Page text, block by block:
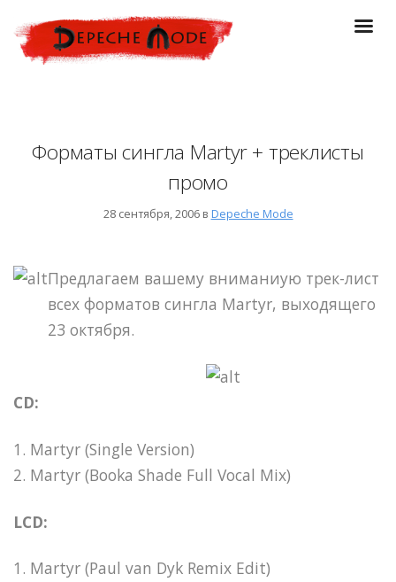
Форматы сингла Martyr + треклисты
промо
28 сентября, 2006 в Depeche Mode
Предлагаем вашему вниманиую трек-лист
всех форматов сингла Martyr, выходящего
23 октября.
CD:
1. Martyr (Single Version)
2. Martyr (Booka Shade Full Vocal Mix)
LCD:
1. Martyr (Paul van Dyk Remix Edit)